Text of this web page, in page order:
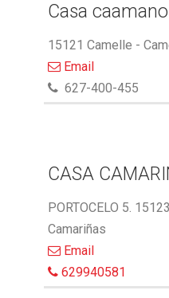
Casa caamano
15121 Camelle -
Email
627-400-455
CASA
PORTOCELO 5.
Camariñas
Email
629940581